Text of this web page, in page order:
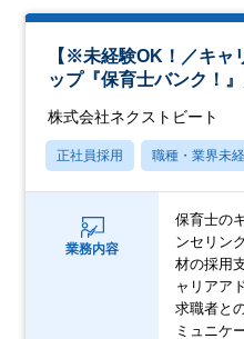
【※未経験OK！／キャ
ップ『保育士バンク！
株式会社ネクストビート
正社員採用 職種・業界未
業務内容
保育士の
ンセリン
材の採用
ャリアア
求職者と
ミュニケ